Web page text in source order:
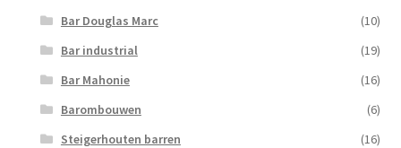
Bar Douglas Marc
(10)
Bar industrial
(19)
Bar Mahonie
(16)
Barombouwen
(6)
Steigerhouten barren
(16)